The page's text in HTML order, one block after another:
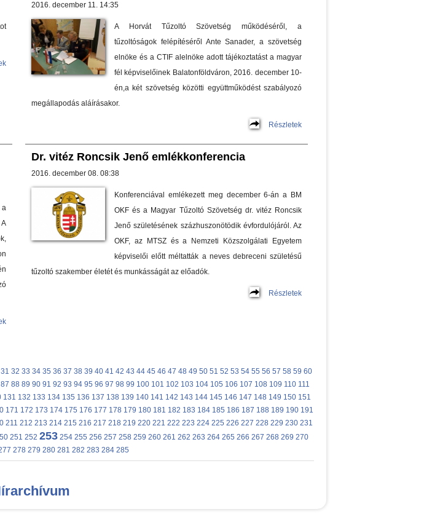
2016. december 11. 14:35
A Horvát Tűzoltó Szövetség működéséről, a
tűzoltóságok felépítéséről Ante Sanader, a szövetség
elnöke és a CTIF alelnöke adott tájékoztatást a magyar
fél képviselőinek Balatonföldváron, 2016. december 10-
én,a két szövetség közötti együttműködést szabályozó
megállapodás aláírásakor.
Részletek
a
Dr. vitéz Roncsik Jenő emlékkonferencia
2016. december 08. 08:38
Konferenciával emlékezett meg december 6-án a BM
OKF és a Magyar Tűzoltó Szövetség dr. vitéz Roncsik
Jenő születésének százhuszonötödik évfordulójáról. Az
OKF, az MTSZ és a Nemzeti Közszolgálati Egyetem
képviselői előtt méltatták a neves debreceni születésű
tűzoltó szakember életét és munkásságát az előadók.
Részletek
31 32 33 34 35 36 37 38 39 40 41 42 43 44 45 46 47 48 49 50 51 52 53 54 55 56 57 58 59 60
87 88 89 90 91 92 93 94 95 96 97 98 99 100 101 102 103 104 105 106 107 108 109 110 111
131 132 133 134 135 136 137 138 139 140 141 142 143 144 145 146 147 148 149 150 151
171 172 173 174 175 176 177 178 179 180 181 182 183 184 185 186 187 188 189 190 191
211 212 213 214 215 216 217 218 219 220 221 222 223 224 225 226 227 228 229 230 231
251 252 253 254 255 256 257 258 259 260 261 262 263 264 265 266 267 268 269 270
278 279 280 281 282 283 284 285